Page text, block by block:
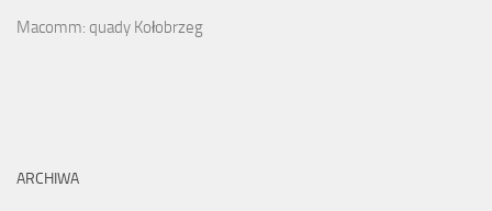
Macomm: quady Kołobrzeg
ARCHIWA